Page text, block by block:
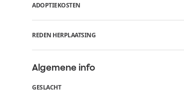
ADOPTIEKOSTEN
REDEN HERPLAATSING
Algemene info
GESLACHT